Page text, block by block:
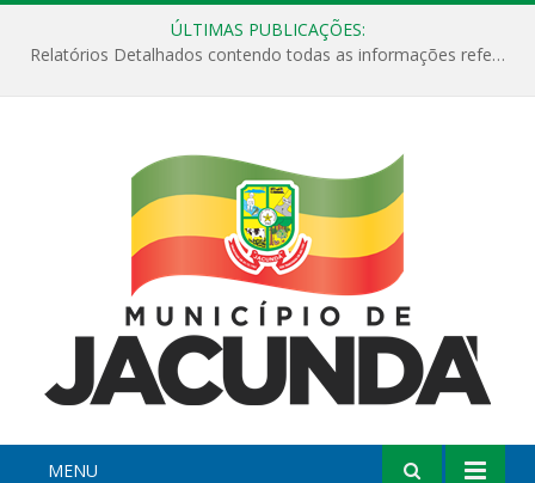
ÚLTIMAS PUBLICAÇÕES:
Relatórios Detalhados contendo todas as informações referentes a execução de recursos destinados ao fomento de projetos culturais no Município de Jacundá entre os anos de 2022 ao presente ano de 2026.
MENU